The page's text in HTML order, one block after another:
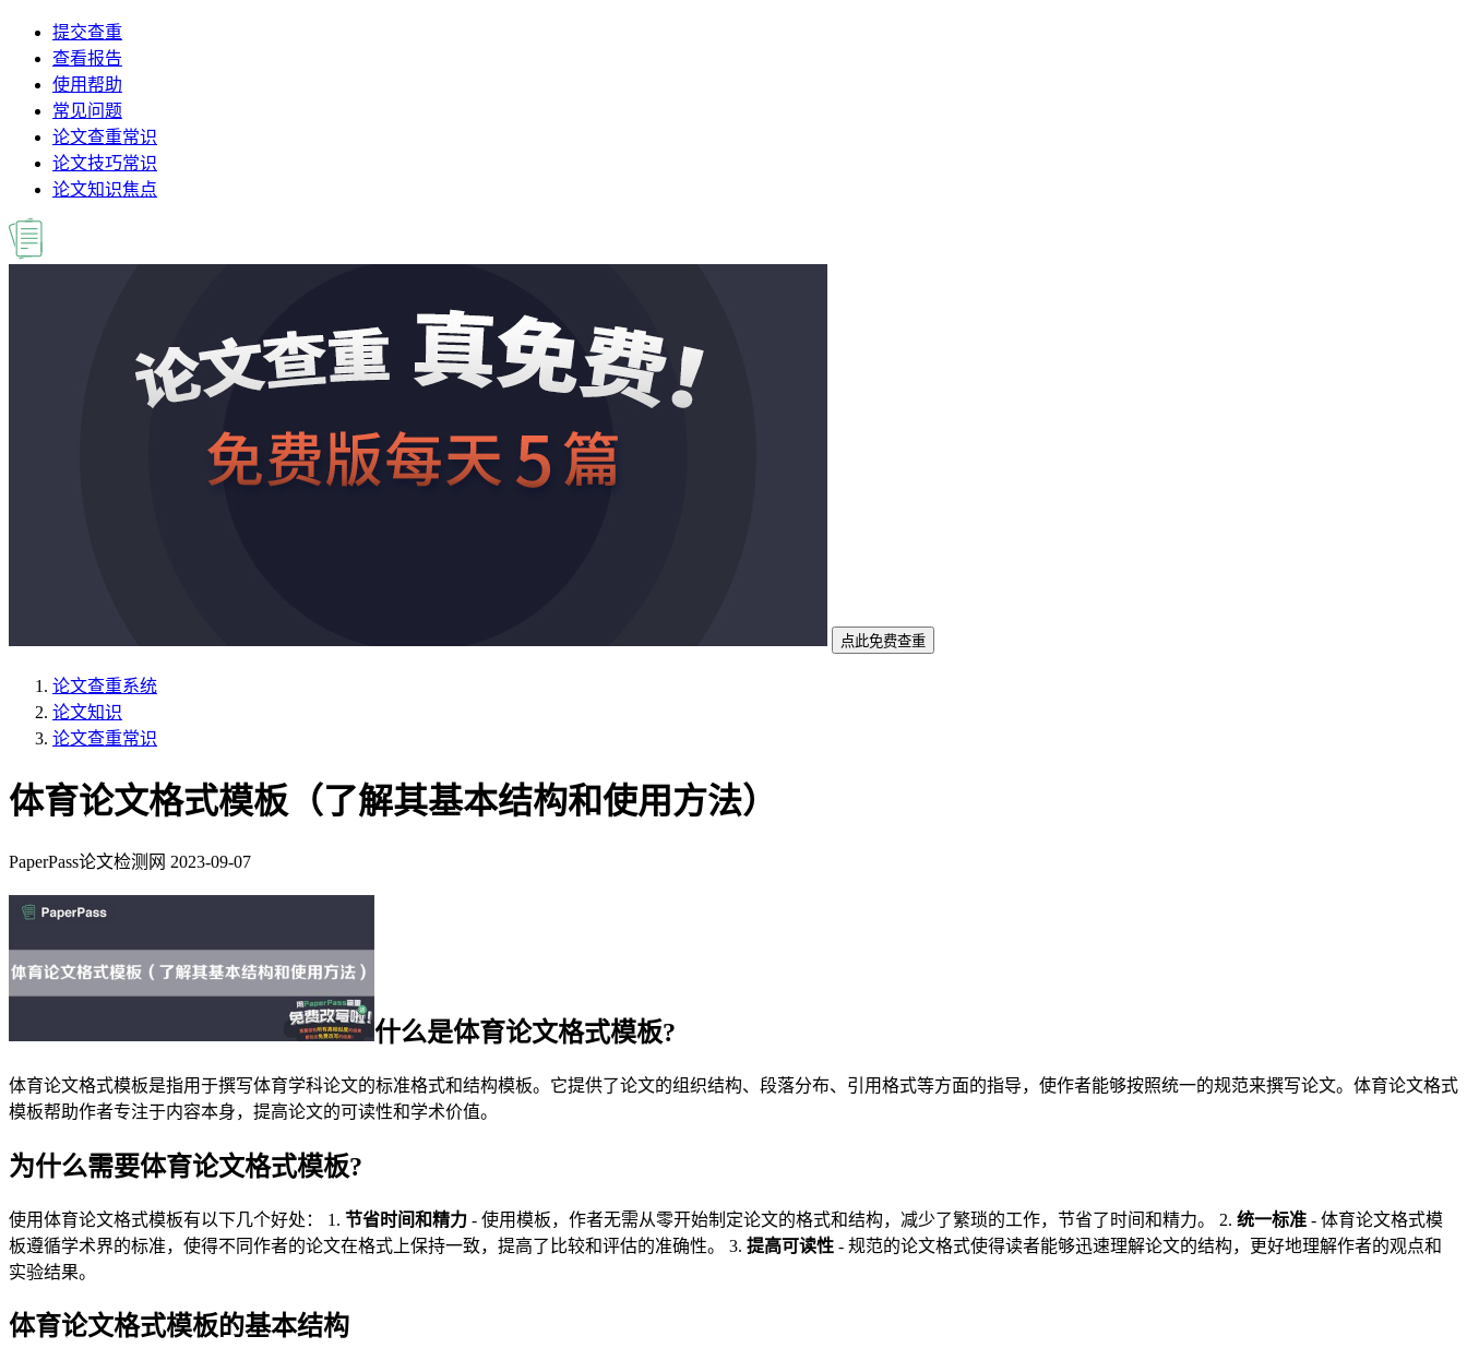
提交查重
查看报告
使用帮助
常见问题
论文查重常识
论文技巧常识
论文知识焦点
点此免费查重
论文查重系统
论文知识
论文查重常识
体育论文格式模板（了解其基本结构和使用方法）
PaperPass论文检测网 2023-09-07
什么是体育论文格式模板?
体育论文格式模板是指用于撰写体育学科论文的标准格式和结构模板。它提供了论文的组织结构、段落分布、引用格式等方面的指导，使作者能够按照统一的规范来撰写论文。体育论文格式
模板帮助作者专注于内容本身，提高论文的可读性和学术价值。
为什么需要体育论文格式模板?
使用体育论文格式模板有以下几个好处： 1. 节省时间和精力 - 使用模板，作者无需从零开始制定论文的格式和结构，减少了繁琐的工作，节省了时间和精力。 2. 统一标准 - 体育论文格式模
板遵循学术界的标准，使得不同作者的论文在格式上保持一致，提高了比较和评估的准确性。 3. 提高可读性 - 规范的论文格式使得读者能够迅速理解论文的结构，更好地理解作者的观点和
实验结果。
体育论文格式模板的基本结构